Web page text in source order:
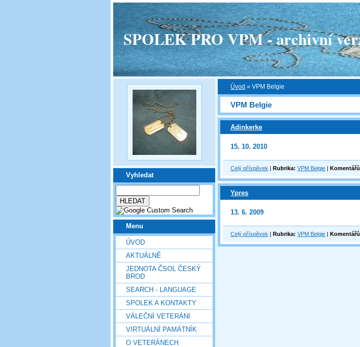
SPOLEK PRO VPM - archivní
Vyhledat
Menu
ÚVOD
AKTUÁLNĚ
JEDNOTA ČSOL ČESKÝ
BROD
SEARCH - LANGUAGE
SPOLEK A KONTAKTY
VÁLEČNÍ VETERÁNI
VIRTUÁLNÍ PAMÁTNÍK
O VETERÁNECH
Úvod » VPM Belgie
VPM Belgie
Adinkerke
15. 10. 2010
Celý příspěvek | Rubrika: VPM Belgie |
Ypres
13. 6. 2009
Celý příspěvek | Rubrika: VPM Belgie |